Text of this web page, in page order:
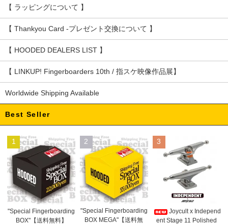
【 ラッピングについて 】
【 Thankyou Card -プレゼント交換について 】
【 HOODED DEALERS LIST 】
【 LINKUP! Fingerboarders 10th / 指スケ映像作品展】
Worldwide Shipping Available
Best Seller
1
"Special Fingerboarding
BOX"【送料無料】
2
"Special Fingerboarding
BOX MEGA"【送料無
3
Joycult x Independ
ent Stage 11 Polished